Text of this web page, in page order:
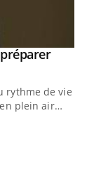
de vie !
en plein air…